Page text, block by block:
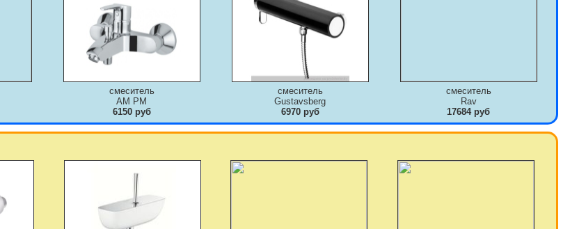
смеситель
AM PM
6150 руб
смеситель
Gustavsberg
6970 руб
смеситель
Rav
17684 руб